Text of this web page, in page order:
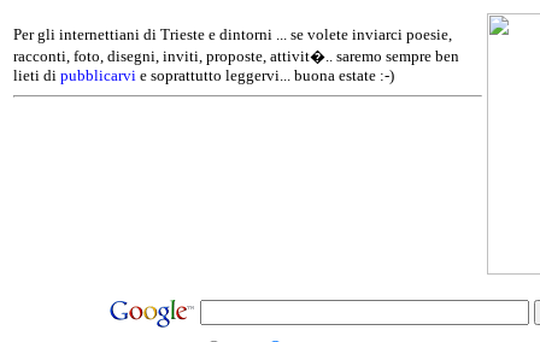
Per gli internettiani di Trieste e dintorni ... se volete inviarci poesie,
racconti, foto, disegni, inviti, proposte, attivit�.. saremo sempre ben
lieti di pubblicarvi e soprattutto leggervi... buona estate :-)